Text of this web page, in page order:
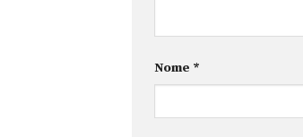
Nome *